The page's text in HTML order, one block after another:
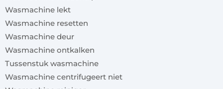
Wasmachine lekt
Wasmachine resetten
Wasmachine deur
Wasmachine ontkalken
Tussenstuk wasmachine
Wasmachine centrifugeert niet